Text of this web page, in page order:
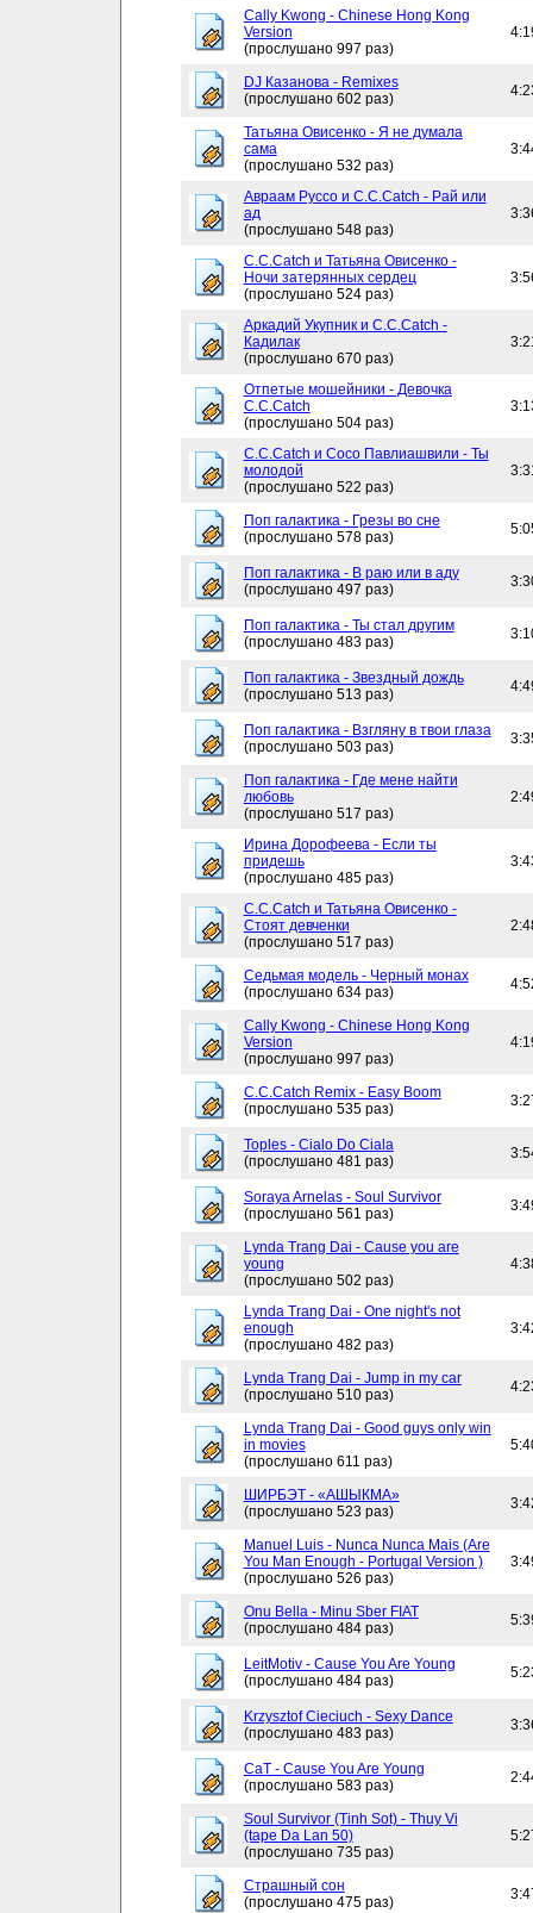
Cally Kwong - Chinese Hong Kong
Version
(прослушано 997 раз)
DJ Казанова - Remixes
(прослушано 602 раз)
Татьяна Овисенко - Я не думала
сама
(прослушано 532 раз)
Авраам Руссо и C.C.Catch - Рай или
ад
(прослушано 548 раз)
C.C.Catch и Татьяна Овисенко -
Ночи затерянных сердец
(прослушано 524 раз)
Аркадий Укупник и C.C.Catch -
Кадилак
(прослушано 670 раз)
Отпетые мошейники - Девочка
C.C.Catch
(прослушано 504 раз)
C.C.Catch и Сосо Павлиашвили - Ты
молодой
(прослушано 522 раз)
Поп галактика - Грезы во сне
(прослушано 578 раз)
Поп галактика - В раю или в аду
(прослушано 497 раз)
Поп галактика - Ты стал другим
(прослушано 483 раз)
Поп галактика - Звездный дождь
(прослушано 513 раз)
Поп галактика - Взгляну в твои глаза
(прослушано 503 раз)
Поп галактика - Где мене найти
любовь
(прослушано 517 раз)
Ирина Дорофеева - Если ты
придешь
(прослушано 485 раз)
C.C.Catch и Татьяна Овисенко -
Стоят девченки
(прослушано 517 раз)
Седьмая модель - Черный монах
(прослушано 634 раз)
Cally Kwong - Chinese Hong Kong
Version
(прослушано 997 раз)
C.C.Catch Remix - Easy Boom
(прослушано 535 раз)
Toples - Cialo Do Ciala
(прослушано 481 раз)
Soraya Arnelas - Soul Survivor
(прослушано 561 раз)
Lynda Trang Dai - Cause you are
young
(прослушано 502 раз)
Lynda Trang Dai - One night's not
enough
(прослушано 482 раз)
Lynda Trang Dai - Jump in my car
(прослушано 510 раз)
Lynda Trang Dai - Good guys only win
in movies
(прослушано 611 раз)
ШИРБЭТ - «АШЫКМА»
(прослушано 523 раз)
Manuel Luis - Nunca Nunca Mais (Are
You Man Enough - Portugal Version )
(прослушано 526 раз)
Onu Bella - Minu Sber FIAT
(прослушано 484 раз)
LeitMotiv - Cause You Are Young
(прослушано 484 раз)
Krzysztof Cieciuch - Sexy Dance
(прослушано 483 раз)
CaT - Cause You Are Young
(прослушано 583 раз)
Soul Survivor (Tinh Sot) - Thuy Vi
(tape Da Lan 50)
(прослушано 735 раз)
Страшный сон
(прослушано 475 раз)